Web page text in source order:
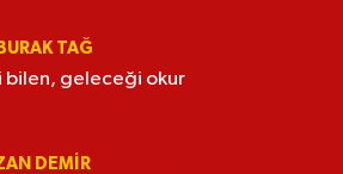
TAĞ
bilen, geleceği okur
DEMİR